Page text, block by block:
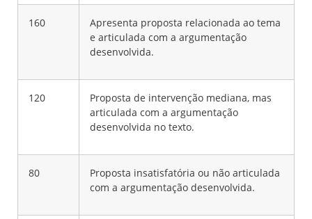
160
Apresenta proposta relacionada ao tema
e articulada com a argumentação
desenvolvida.
120
Proposta de intervenção mediana, mas
articulada com a argumentação
desenvolvida no texto.
80
Proposta insatisfatória ou não articulada
com a argumentação desenvolvida.